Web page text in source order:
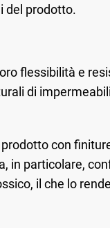
del prodotto.
flessibilità e
di
con
in particolare,
il che lo